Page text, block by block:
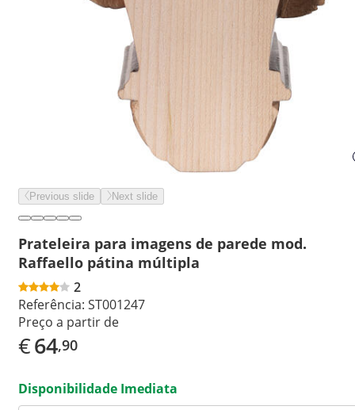
Previous slide Next slide
Prateleira para imagens de parede mod.
Raffaello pátina múltipla
2
Referência: ST001247
Preço a partir de
€64,90
Disponibilidade Imediata